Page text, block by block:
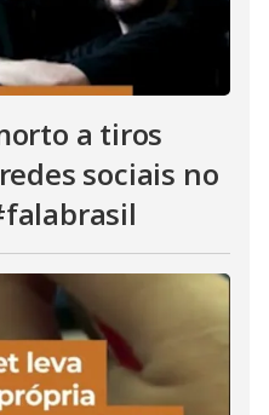
a tiros
sociais no